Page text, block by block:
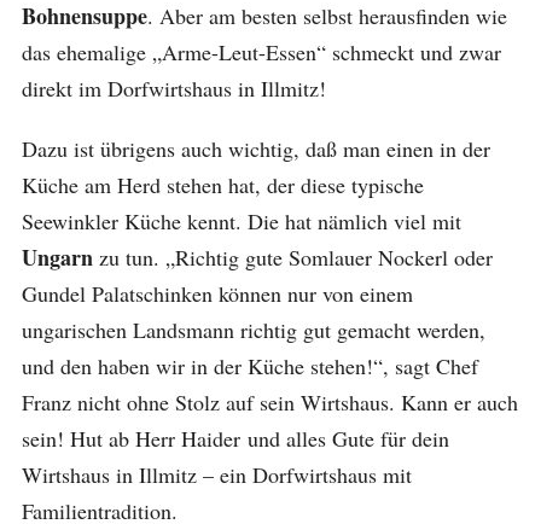
Bohnensuppe. Aber am besten selbst herausfinden wie
das ehemalige „Arme-Leut-Essen“ schmeckt und zwar
direkt im Dorfwirtshaus in Illmitz!
Dazu ist übrigens auch wichtig, daß man einen in der
Küche am Herd stehen hat, der diese typische
Seewinkler Küche kennt. Die hat nämlich viel mit
Ungarn zu tun. „Richtig gute Somlauer Nockerl oder
Gundel Palatschinken können nur von einem
ungarischen Landsmann richtig gut gemacht werden,
und den haben wir in der Küche stehen!“, sagt Chef
Franz nicht ohne Stolz auf sein Wirtshaus. Kann er auch
sein! Hut ab Herr Haider und alles Gute für dein
Wirtshaus in Illmitz – ein Dorfwirtshaus mit
Familientradition.